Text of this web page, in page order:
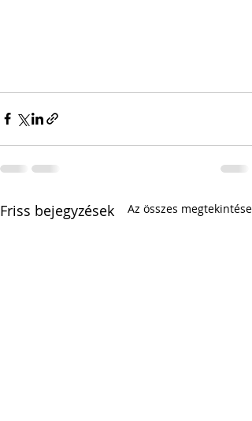
Friss bejegyzések Az összes megtekintése